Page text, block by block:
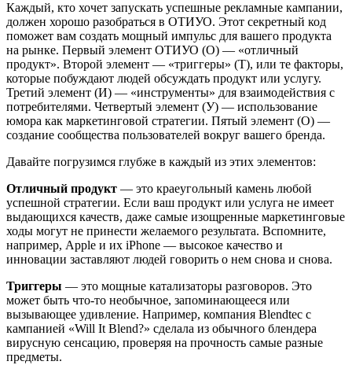
Каждый, кто хочет запускать успешные рекламные кампании,
должен хорошо разобраться в ОТИУО. Этот секретный код
поможет вам создать мощный импульс для вашего продукта
на рынке. Первый элемент ОТИУО (O) — «отличный
продукт». Второй элемент — «триггеры» (Т), или те факторы,
которые побуждают людей обсуждать продукт или услугу.
Третий элемент (И) — «инструменты» для взаимодействия с
потребителями. Четвертый элемент (У) — использование
юмора как маркетинговой стратегии. Пятый элемент (О) —
создание сообщества пользователей вокруг вашего бренда.
Давайте погрузимся глубже в каждый из этих элементов:
Отличный продукт — это краеугольный камень любой
успешной стратегии. Если ваш продукт или услуга не имеет
выдающихся качеств, даже самые изощренные маркетинговые
ходы могут не принести желаемого результата. Вспомните,
например, Apple и их iPhone — высокое качество и
инновации заставляют людей говорить о нем снова и снова.
Триггеры — это мощные катализаторы разговоров. Это
может быть что-то необычное, запоминающееся или
вызывающее удивление. Например, компания Blendtec с
кампанией «Will It Blend?» сделала из обычного блендера
вирусную сенсацию, проверяя на прочность самые разные
предметы.